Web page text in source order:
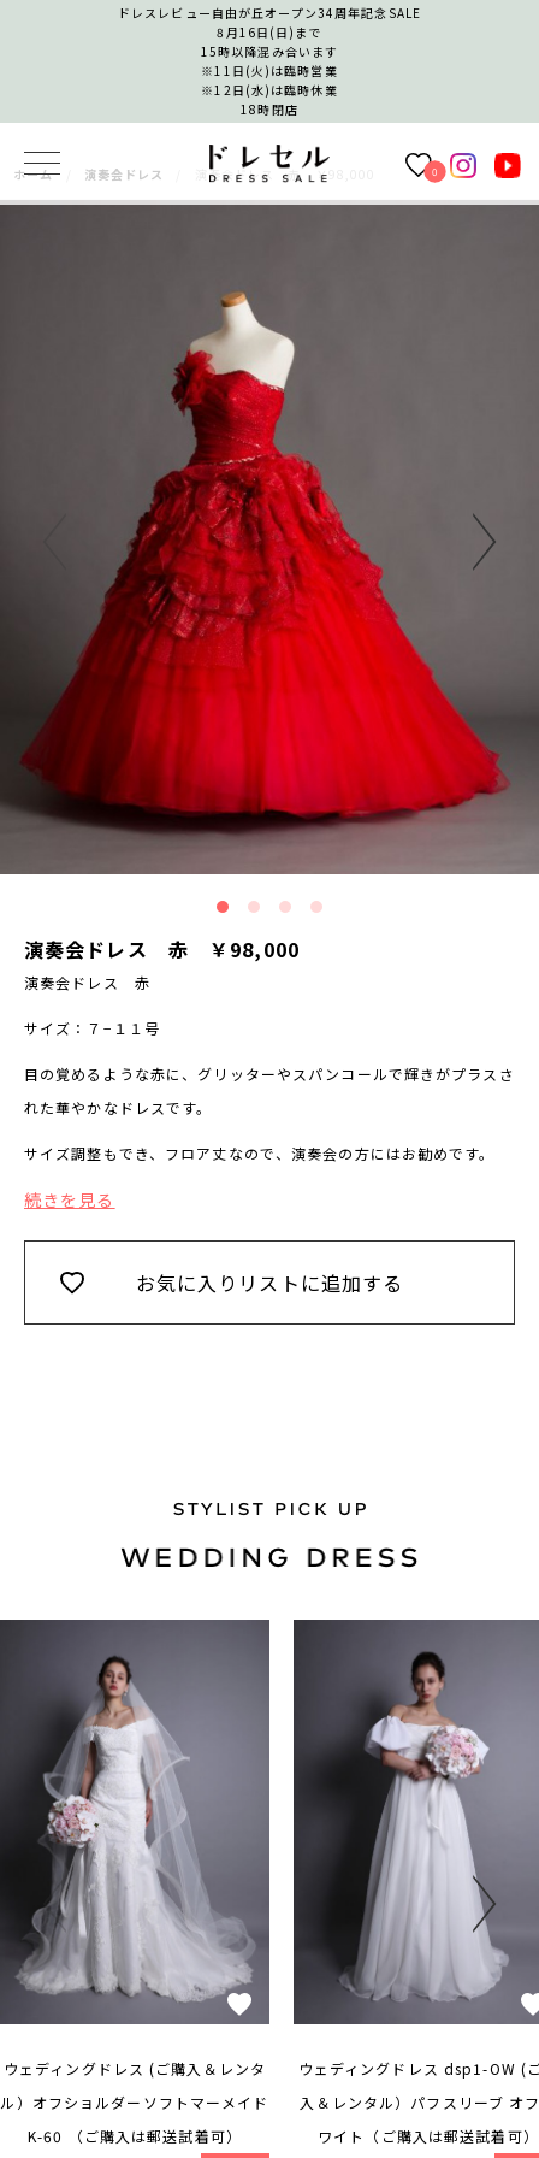
ドレスレビュー自由が丘オープン34周年記念SALE
8月16日(日)まで
15時以降混み合います
※11日(火)は臨時営業
※12日(水)は臨時休業
18時閉店
0
ホーム 演奏会ドレス 演奏会ドレス 赤 ￥98,000
演奏会ドレス 赤 ￥98,000
演奏会ドレス 赤
サイズ：７−１１号
目の覚めるような赤に、グリッターやスパンコールで輝きがプラスさ
れた華やかなドレスです。
サイズ調整もでき、フロア丈なので、演奏会の方にはお勧めです。
続きを見る
お気に入りリストに追加する
ウェディングドレス (ご購入＆レンタ
ル）オフショルダーソフトマーメイド
K-60 （ご購入は郵送試着可）
ウェディングドレス dsp1-OW (
入＆レンタル）パフスリーブ オ
ワイト（ご購入は郵送試着可）